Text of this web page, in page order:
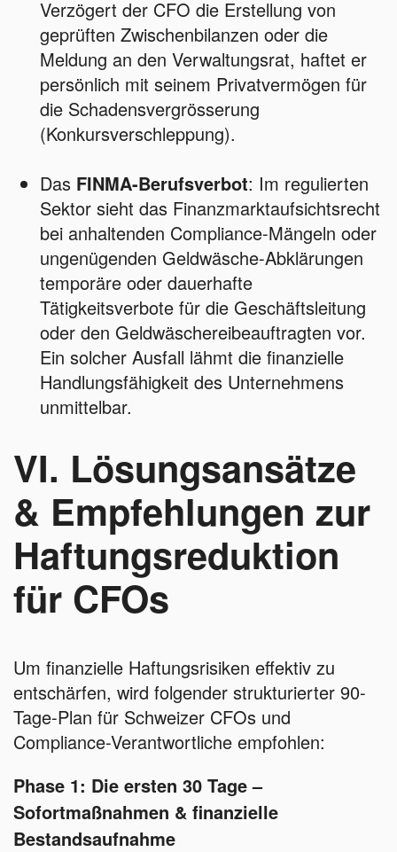
Verzögert der CFO die Erstellung von
geprüften Zwischenbilanzen oder die
Meldung an den Verwaltungsrat, haftet er
persönlich mit seinem Privatvermögen für
die Schadensvergrösserung
(Konkursverschleppung).
Das FINMA-Berufsverbot: Im regulierten
Sektor sieht das Finanzmarktaufsichtsrecht
bei anhaltenden Compliance-Mängeln oder
ungenügenden Geldwäsche-Abklärungen
temporäre oder dauerhafte
Tätigkeitsverbote für die Geschäftsleitung
oder den Geldwäschereibeauftragten vor.
Ein solcher Ausfall lähmt die finanzielle
Handlungsfähigkeit des Unternehmens
unmittelbar.
VI. Lösungsansätze
& Empfehlungen zur
Haftungsreduktion
für CFOs
Um finanzielle Haftungsrisiken effektiv zu
entschärfen, wird folgender strukturierter 90-
Tage-Plan für Schweizer CFOs und
Compliance-Verantwortliche empfohlen:
Phase 1: Die ersten 30 Tage –
Sofortmaßnahmen & finanzielle
Bestandsaufnahme